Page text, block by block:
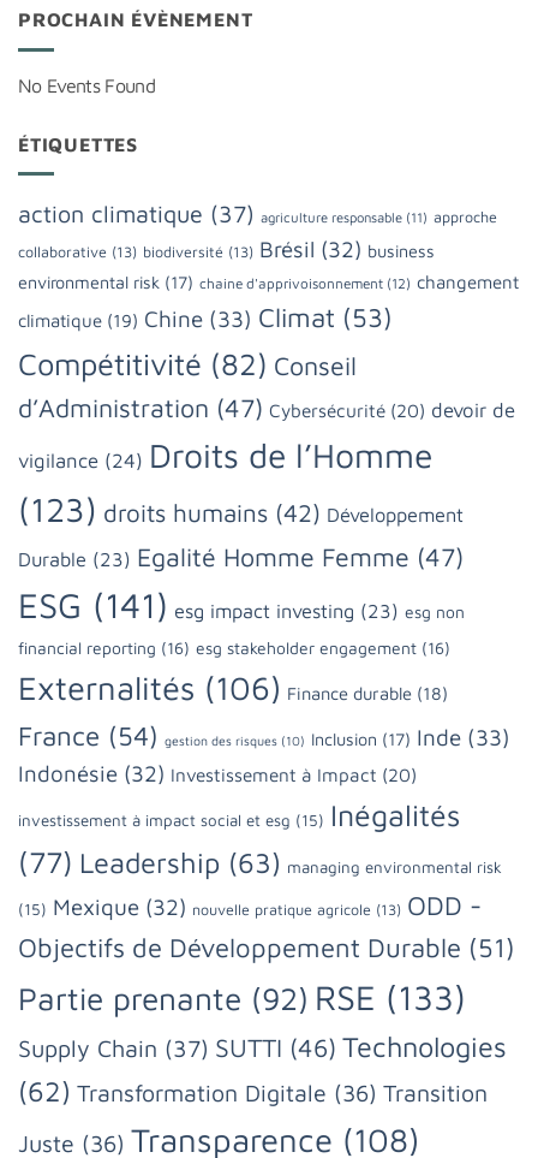
PROCHAIN ÉVÈNEMENT
No Events Found
ÉTIQUETTES
action climatique (37) agriculture responsable (11) approche
collaborative (13) biodiversité (13) Brésil (32) business
environmental risk (17) chaine d'apprivoisonnement (12) changement
climatique (19) Chine (33) Climat (53)
Compétitivité (82) Conseil
d’Administration (47) Cybersécurité (20) devoir de
vigilance (24) Droits de l’Homme
(123) droits humains (42) Développement
Durable (23) Egalité Homme Femme (47)
ESG (141) esg impact investing (23) esg non
financial reporting (16) esg stakeholder engagement (16)
Externalités (106) Finance durable (18)
France (54) gestion des risques (10) Inclusion (17) Inde (33)
Indonésie (32) Investissement à Impact (20)
investissement à impact social et esg (15) Inégalités
(77) Leadership (63) managing environmental risk
(15) Mexique (32) nouvelle pratique agricole (13) ODD -
Objectifs de Développement Durable (51)
Partie prenante (92) RSE (133)
Supply Chain (37) SUTTI (46) Technologies
(62) Transformation Digitale (36) Transition
Juste (36) Transparence (108)